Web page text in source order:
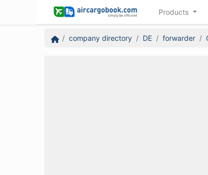
Products
company directory DE forwarder